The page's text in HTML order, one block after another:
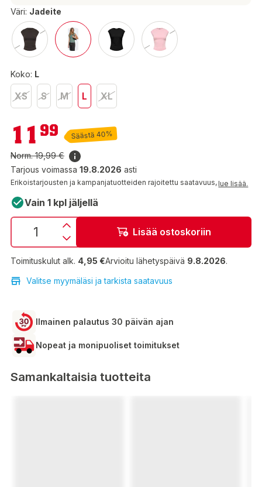
Väri: Jadeite
Koko: L
XS S M L XL
11,99 €
11 99 Säästä 40%
Norm.19,99 €
Tarjous voimassa 19.8.2026 asti
Erikoistarjousten ja kampanjatuotteiden rajoitettu saatavuus,lue lisää.
Vain 1 kpl jäljellä
Lisää ostoskoriin
Toimituskulut alk. 4,95 €Arvioitu lähetyspäivä 9.8.2026.
Valitse myymäläsi ja tarkista saatavuus
Ilmainen palautus 30 päivän ajan
Nopeat ja monipuoliset toimitukset
Samankaltaisia tuotteita